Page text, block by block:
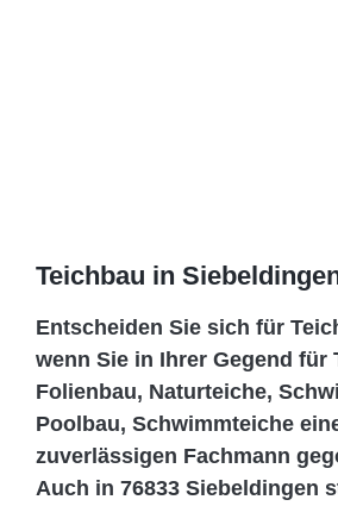
Teichbau in
Entscheiden Sie sich für
wenn Sie in Ihrer Gegend für
Folienbau, Naturteiche,
Poolbau, Schwimmteiche
zuverlässigen Fachmann
Auch in 76833 Siebeldingen